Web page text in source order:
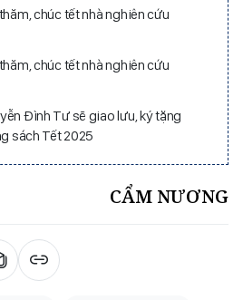
chúc tết nhà nghiên cứu
chúc tết nhà nghiên cứu
Đình Tư sẽ giao lưu, ký tặng
sách Tết 2025
CẨM NƯƠNG